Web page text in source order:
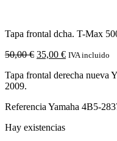
Tapa frontal dcha. T-Max
50,00€ El
original
35,00 €El
actual
IVA incluido
Tapa frontal derecha nueva
2009.
Referencia Yamaha 4B5-
Hay existencias